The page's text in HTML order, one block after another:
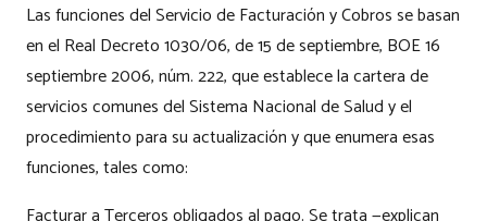
Las funciones del Servicio de Facturación y Cobros se basan
en el Real Decreto 1030/06, de 15 de septiembre, BOE 16
septiembre 2006, núm. 222, que establece la cartera de
servicios comunes del Sistema Nacional de Salud y el
procedimiento para su actualización y que enumera esas
funciones, tales como: